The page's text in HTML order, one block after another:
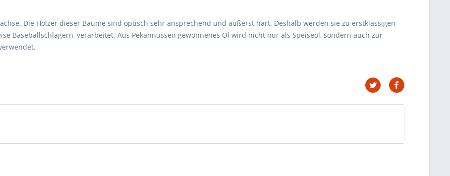
Die Hölzer dieser Bäume sind optisch sehr ansprechend und äußerst hart. Deshalb werden sie zu erstklassigen
Baseballschlägern, verarbeitet. Aus Pekannüssen gewonnenes Öl wird nicht nur als Speiseöl, sondern auch zur